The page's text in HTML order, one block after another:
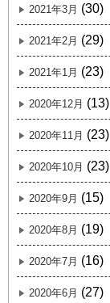
2021年3月 (30)
2021年2月 (29)
2021年1月 (23)
2020年12月 (13)
2020年11月 (23)
2020年10月 (23)
2020年9月 (15)
2020年8月 (19)
2020年7月 (16)
2020年6月 (27)